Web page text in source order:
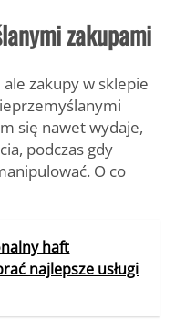
zakupami
zakupy w sklepie
się nawet wydaje,
podczas gdy
O co
haft
najlepsze usługi